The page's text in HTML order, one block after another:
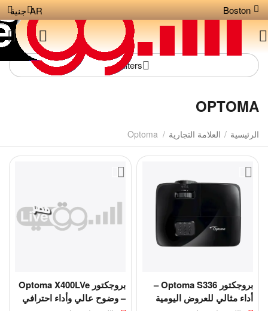
Boston جنية AR
Filters
OPTOMA
الرئيسية / العلامة التجارية /
Optoma
بروجكتور Optoma S336 –
أداء مثالي للعروض اليومية
بروجكتور Optoma X400LVe
– وضوح عالي وأداء احترافي